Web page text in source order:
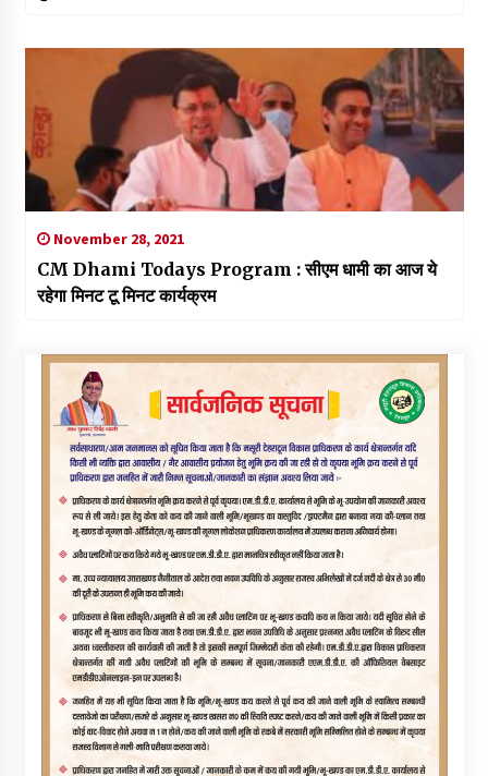
November 28, 2021
CM Dhami Todays Program : सीएम धामी का आज ये
रहेगा मिनट टू मिनट कार्यक्रम